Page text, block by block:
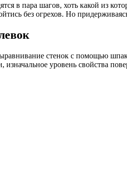
в пара шагов, хоть какой из
без огрехов. Но
стенок с помощью
изначальное уровень свойства